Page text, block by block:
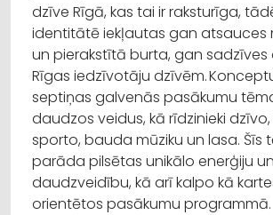
dzīve Rīgā, kas tai ir raksturīga,
identitātē iekļautas gan atsauces
un pierakstītā burta, gan sadzīves
Rīgas iedzīvotāju dzīvēm.
septiņas galvenās pasākumu
daudzos veidus, kā rīdzinieki
sporto, bauda mūziku un lasa. Šīs
parāda pilsētas unikālo enerģiju un
daudzveidību, kā arī kalpo kā
orientētos pasākumu programmā.